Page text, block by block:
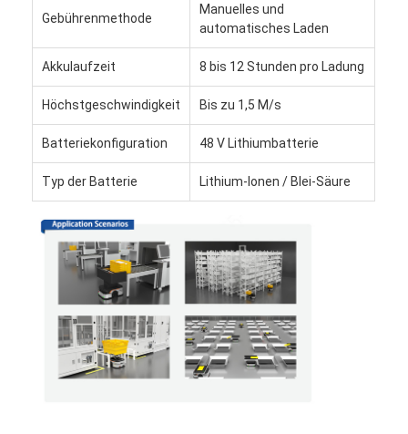
Gebührenmethode
Manuelles und
automatisches Laden
Akkulaufzeit 8 bis 12 Stunden pro Ladung
Höchstgeschwindigkeit Bis zu 1,5 M/s
Batteriekonfiguration 48 V Lithiumbatterie
Typ der Batterie Lithium-Ionen / Blei-Säure